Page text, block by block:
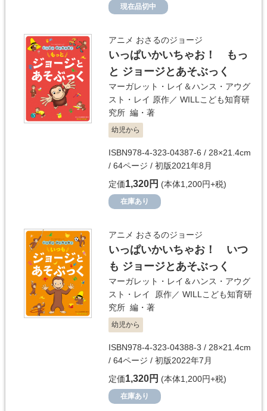
現在品切中
アニメ おさるのジョージ
いっぱいかいちゃお！ もっ
と ジョージとあそぶっく
マーガレット・レイ＆ハンス・アウグ
スト・レイ 原作／ WILLこども知育研
究所 編・著
幼児から
ISBN978-4-323-04387-6 / 28×21.4cm
/ 64ページ / 初版2021年8月
定価1,320円 (本体1,200円+税)
在庫あり
アニメ おさるのジョージ
いっぱいかいちゃお！ いつ
も ジョージとあそぶっく
マーガレット・レイ＆ハンス・アウグ
スト・レイ
原作／ WILLこども知育研
究所 編・著
幼児から
ISBN978-4-323-04388-3 / 28×21.4cm
/ 64ページ / 初版2022年7月
定価1,320円 (本体1,200円+税)
在庫あり